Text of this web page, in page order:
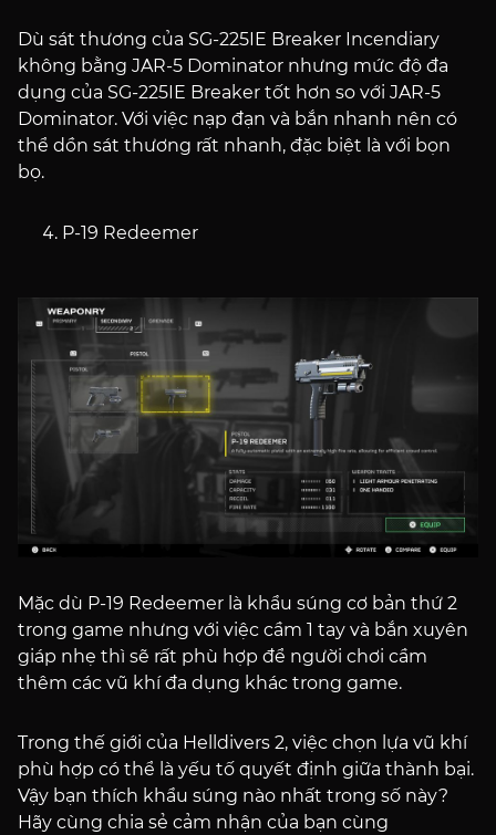
Dù sát thương của SG-225IE Breaker Incendiary
không bằng JAR-5 Dominator nhưng mức độ đa
dụng của SG-225IE Breaker tốt hơn so với JAR-5
Dominator. Với việc nạp đạn và bắn nhanh nên có
thể dồn sát thương rất nhanh, đặc biệt là với bọn
bọ.
P-19 Redeemer
Mặc dù P-19 Redeemer là khẩu súng cơ bản thứ 2
trong game nhưng với việc cầm 1 tay và bắn xuyên
giáp nhẹ thì sẽ rất phù hợp để người chơi cầm
thêm các vũ khí đa dụng khác trong game.
Trong thế giới của Helldivers 2, việc chọn lựa vũ khí
phù hợp có thể là yếu tố quyết định giữa thành bại.
Vậy bạn thích khẩu súng nào nhất trong số này?
Hãy cùng chia sẻ cảm nhận của bạn cùng